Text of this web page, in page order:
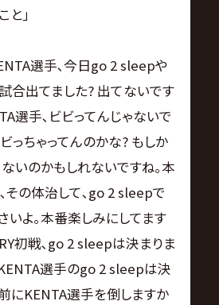
と｣
選手､今日go 2 sleepや
合出てました? 出てないです
選手､ビビってんじゃないで
っちゃってんのかな? もしか
いのかもしれないですね｡本
その体治して､go 2 sleepで
いよ｡本番楽しみにしてます
初戦､go 2 sleepは決まりま
選手のgo 2 sleepは決
にKENTA選手を倒しますか